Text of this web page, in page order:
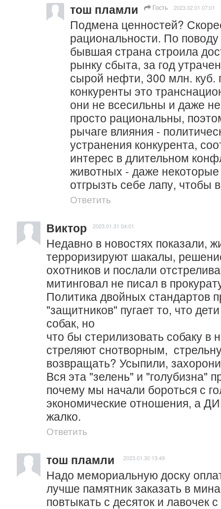
тош пламли Гость 2023.02.01 07:01
Подмена ценностей?
рациональности. По
бывшая страна строила
рынку сбыта, за год
сырой нефти, 300 млн. куб.
конкуренты это
они не всесильны и даже
просто рациональны,
рычаге влияния -
устранения конкурента,
интерес в длительном
животных - даже
отгрызть себе лапу, чтобы
Ответить
Виктор 2023.01.31 04:01
Недавно в новостях показали,
терроризируют шакалы,
охотников и послали
митинговал не писал в
Политика двойных стандартов
"защитников" пугает то, что
собак, но
что бы стерилизовать собаку в
стреляют снотворным,
возвращать? Усыпили,
Вся эта "зелень" и "голубизна"
почему мы начали бороться с
экономические отношения, а
жалко.
Ответить
тош пламли 2023.01.30 13:49
Надо мемориальную доску
лучше памятник заказать в
повтыкать с десяток и лавочек